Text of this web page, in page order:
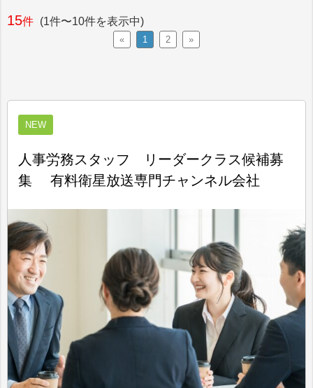
15件 (1件〜10件を表示中)
« 1 2 »
NEW
人事労務スタッフ リーダークラス候補募
集 有料衛星放送専門チャンネル会社